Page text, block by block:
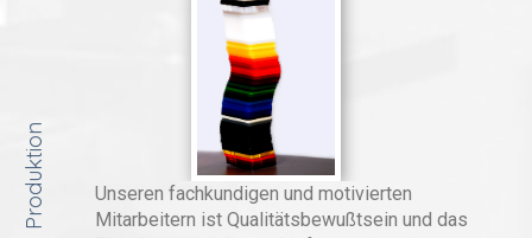
Produktion
Unseren fachkundigen und motivierten
Mitarbeitern ist Qualitätsbewußtsein und das